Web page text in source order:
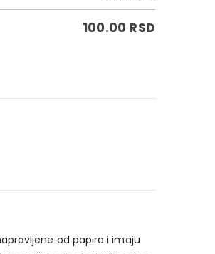
100.00 RSD
od papira i imaju